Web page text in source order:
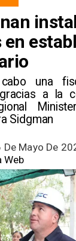
en
una
a la
Sidgman
De Mayo De
Web